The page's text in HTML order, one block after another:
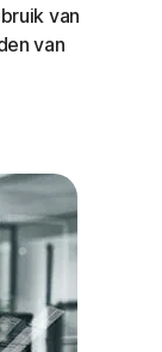
van
van